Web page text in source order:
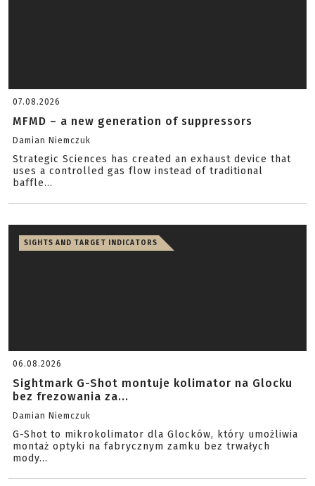
07.08.2026
MFMD – a new generation of suppressors
Damian Niemczuk
Strategic Sciences has created an exhaust device that
uses a controlled gas flow instead of traditional
baffle...
SIGHTS AND TARGET INDICATORS
06.08.2026
Sightmark G-Shot montuje kolimator na Glocku
bez frezowania za...
Damian Niemczuk
G-Shot to mikrokolimator dla Glocków, który umożliwia
montaż optyki na fabrycznym zamku bez trwałych
mody...